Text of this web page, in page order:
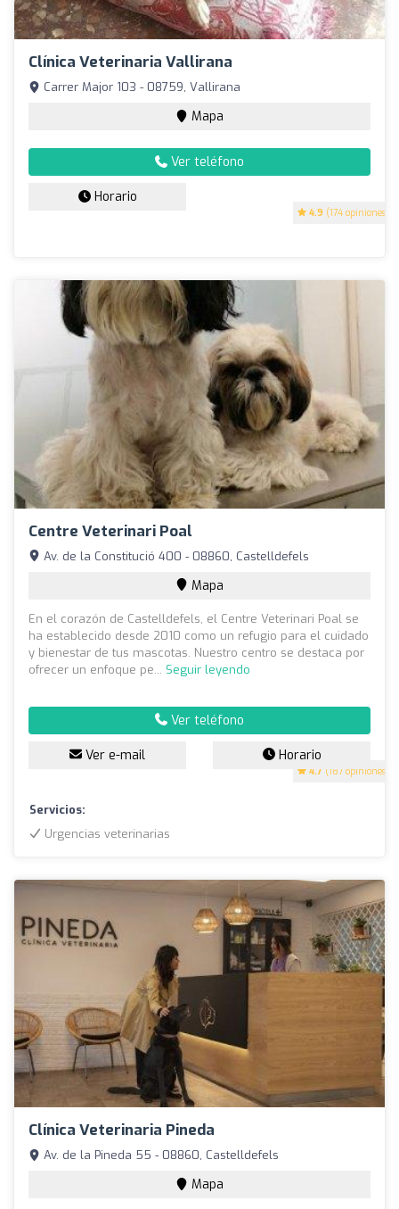
Clínica Veterinaria Vallirana
4.9 (174 opiniones)
Carrer Major 103 - 08759, Vallirana
Mapa
Ver teléfono
Horario
Centre Veterinari Poal
4.7 (187 opiniones)
Av. de la Constitució 400 - 08860, Castelldefels
Mapa
En el corazón de Castelldefels, el Centre Veterinari Poal se
ha establecido desde 2010 como un refugio para el cuidado
y bienestar de tus mascotas. Nuestro centro se destaca por
ofrecer un enfoque pe... Seguir leyendo
Ver teléfono
Ver e-mail Horario
Servicios:
Urgencias veterinarias
Clínica Veterinaria Pineda
Av. de la Pineda 55 - 08860, Castelldefels
Mapa